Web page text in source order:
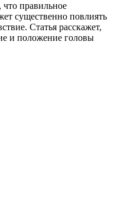
правильное
существенно повлиять
Статья расскажет,
и положение головы